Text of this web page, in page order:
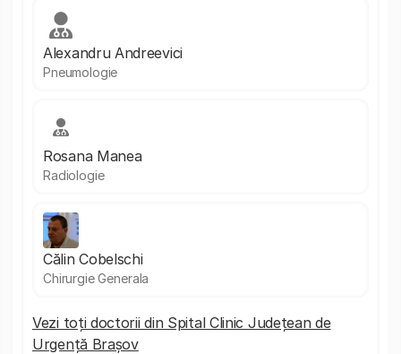
Alexandru Andreevici
Pneumologie
Rosana Manea
Radiologie
Călin Cobelschi
Chirurgie Generala
Vezi toți doctorii din Spital Clinic Județean de
Urgență Brașov